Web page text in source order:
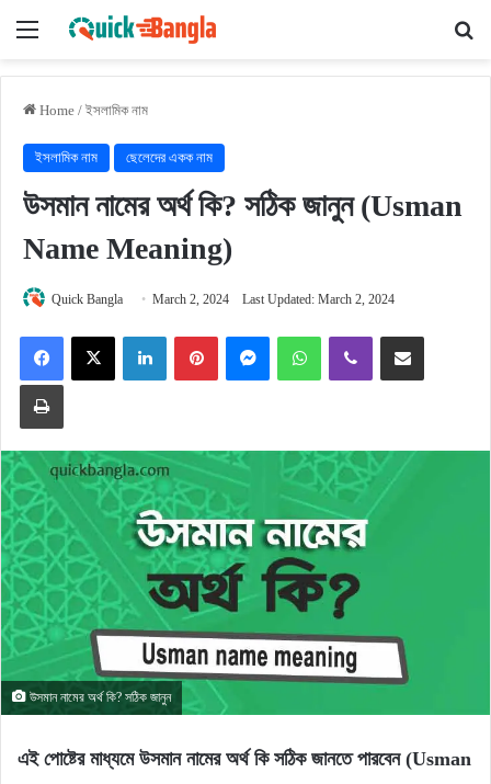
Menu
Home / ইসলামিক নাম
ইসলামিক নাম ছেলেদের একক নাম
উসমান নামের অর্থ কি? সঠিক জানুন (Usman
Name Meaning)
Quick Bangla March 2, 2024 Last Updated: March 2, 2024
FacebookX LinkedInPinterestMessengerWhatsAppViber Share via Email
Print
উসমান নামের অর্থ কি? সঠিক জানুন
এই পোষ্টের মাধ্যমে উসমান নামের অর্থ কি সঠিক জানতে পারবেন (Usman